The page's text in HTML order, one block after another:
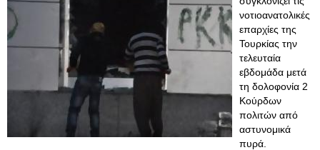
νοτιοανατολικές
επαρχίες της
Τουρκίας την
τελευταία
εβδομάδα μετά
τη δολοφονία 2
Κούρδων
πολιτών από
αστυνομικά
πυρά.